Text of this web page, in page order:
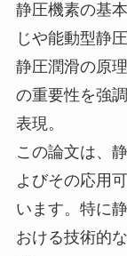
静圧機素の基
じや能動型静
静圧潤滑の原
の重要性を強
表現。
この論文は、
よびその応用
います。特に
おける技術的